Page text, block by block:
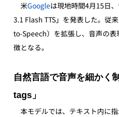
米Googleは現地時間4月15日
3.1 Flash TTS」を発表した。従
to-Speech）を拡張し、音声の
徴となる。
自然言語で音声を細かく
tags」
本モデルでは、テキスト内に